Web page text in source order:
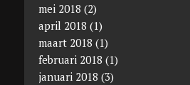
mei 2018 (2)
april 2018 (1)
maart 2018 (1)
februari 2018 (1)
januari 2018 (3)